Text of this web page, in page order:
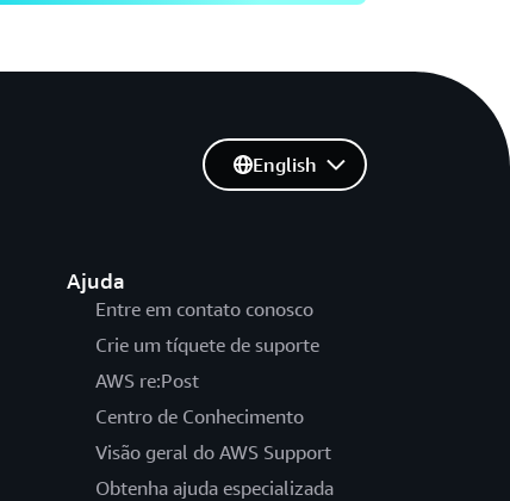
Ajuda
Entre em contato conosco
Crie um tíquete de suporte
AWS re:Post
Centro de Conhecimento
Visão geral do AWS Support
Obtenha ajuda especializada
English